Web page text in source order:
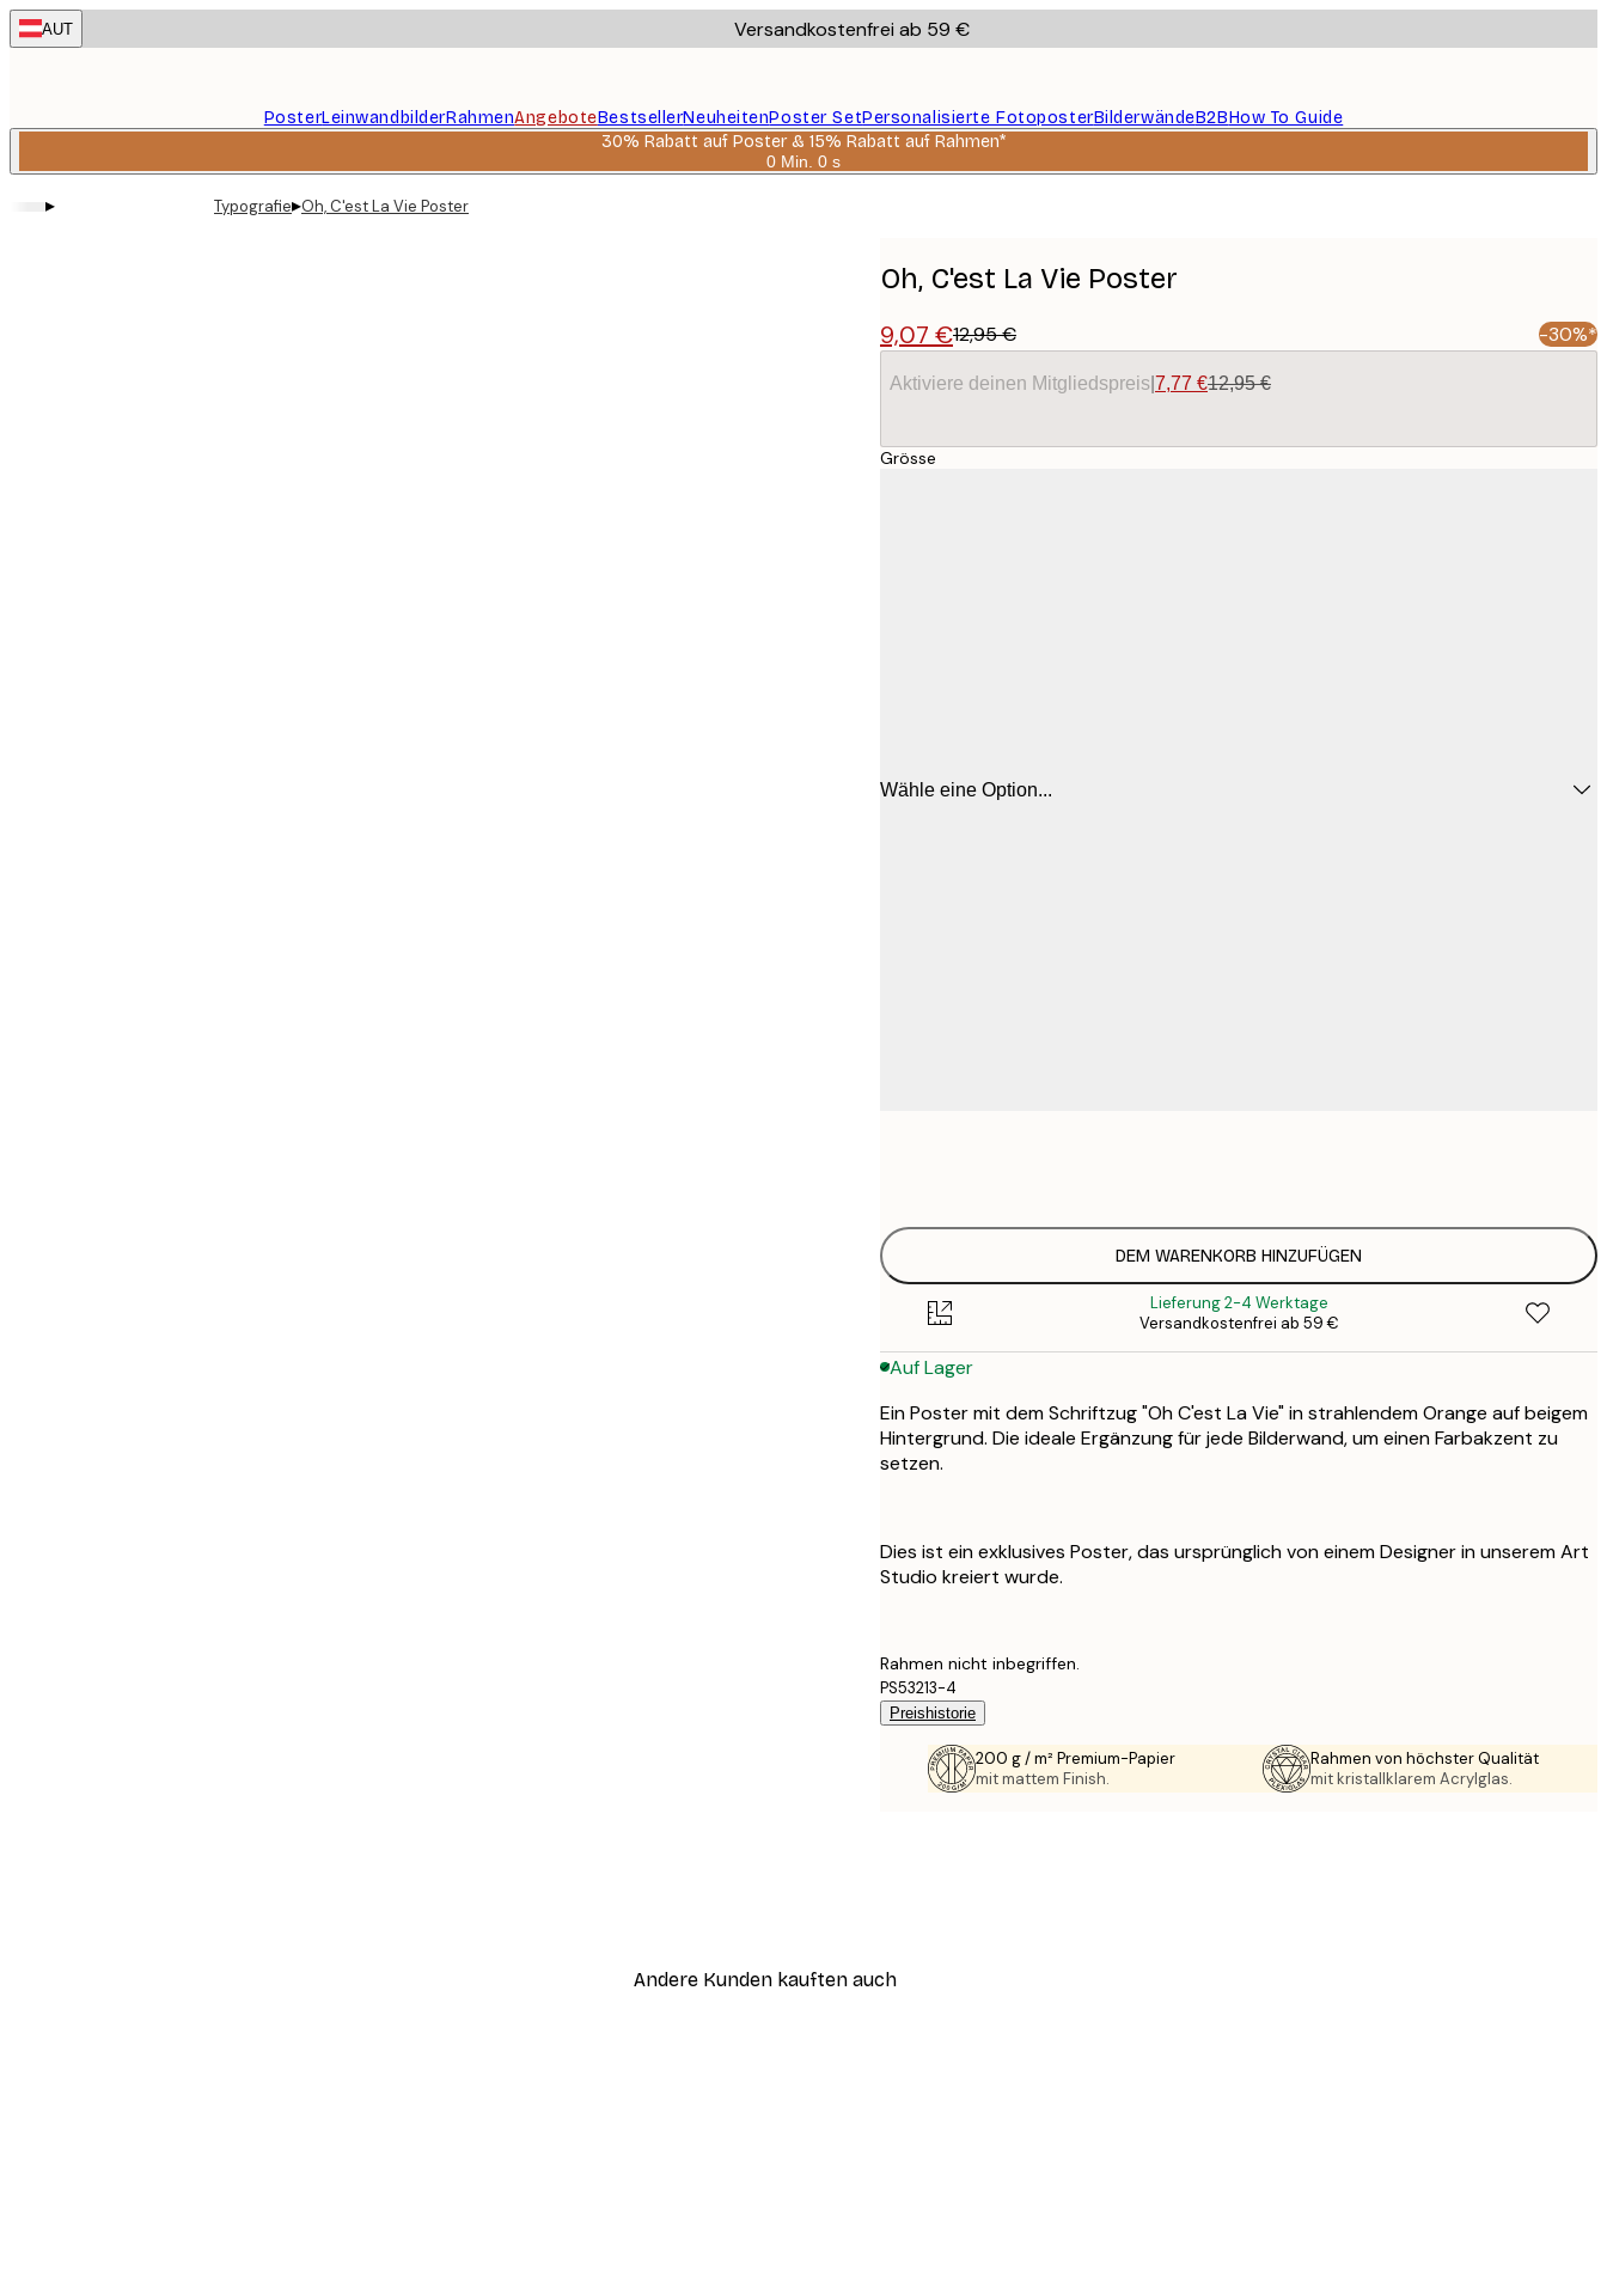
Skip
to
AUT Versandkostenfrei ab 59 €
PosterLeinwandbilderRahmenAngeboteBestsellerNeuheitenPoster SetPersonalisierte FotoposterBilderwändeB2BHow To Guide
30% Rabatt auf Poster & 15% Rabatt auf Rahmen*
0 Min. 0 s
Gültig
▸ Typografie▸Oh, C'est La Vie Poster
Oh, C'est La Vie Poster
9,07 €12,95 € -30%*
Aktiviere deinen Mitgliedspreis 7,77 €12,95 €
Grösse
Wähle eine Option...
DEM WARENKORB HINZUFÜGEN
Lieferung 2-4 Werktage
Versandkostenfrei ab 59 €
Auf Lager
Ein Poster mit dem Schriftzug "Oh C'est La Vie" in strahlendem Orange auf beigem
Hintergrund. Die ideale Ergänzung für jede Bilderwand, um einen Farbakzent zu
setzen.
Dies ist ein exklusives Poster, das ursprünglich von einem Designer in unserem Art
Studio kreiert wurde.
Rahmen nicht inbegriffen.
PS53213-4
Preishistorie
200 g / m² Premium-Papier
mit mattem Finish.
Rahmen von höchster Qualität
mit kristallklarem Acrylglas.
Andere Kunden kauften auch